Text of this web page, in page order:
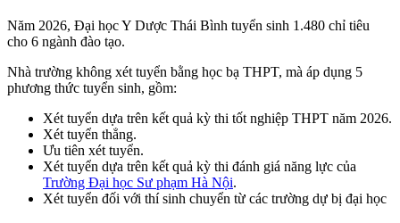
Năm 2026, Đại học Y Dược Thái Bình tuyển sinh 1.480 chỉ tiêu
cho 6 ngành đào tạo.
Nhà trường không xét tuyển bằng học bạ THPT, mà áp dụng 5
phương thức tuyển sinh, gồm:
Xét tuyển dựa trên kết quả kỳ thi tốt nghiệp THPT năm 2026.
Xét tuyển thẳng.
Ưu tiên xét tuyển.
Xét tuyển dựa trên kết quả kỳ thi đánh giá năng lực của
Trường Đại học Sư phạm Hà Nội.
Xét tuyển đối với thí sinh chuyển từ các trường dự bị đại học